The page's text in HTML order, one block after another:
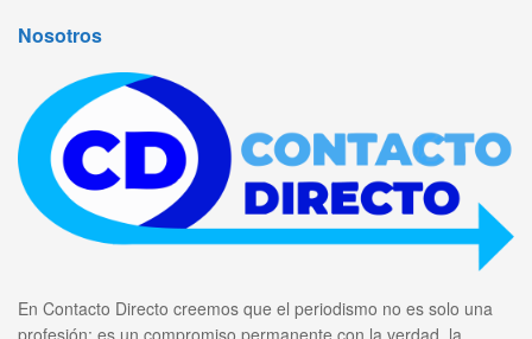
Nosotros
En Contacto Directo creemos que el periodismo no es solo una
profesión: es un compromiso permanente con la verdad, la